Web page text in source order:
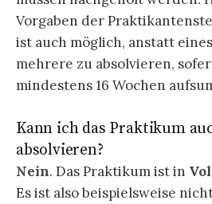
Vorgaben der
ist auch möglich, anstatt
mehrere zu absolvieren,
mindestens 16 Wochen
Kann ich das Praktikum
absolvieren?
Nein. Das Praktikum ist in
Es ist also beispielsweise